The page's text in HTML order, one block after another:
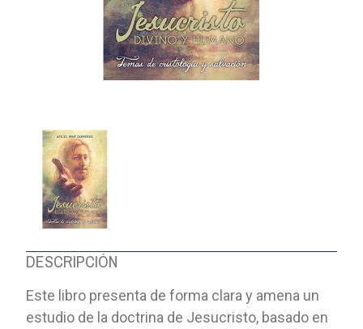
DESCRIPCIÓN
Este libro presenta de forma clara y amena un
estudio de la doctrina de Jesucristo, basado en